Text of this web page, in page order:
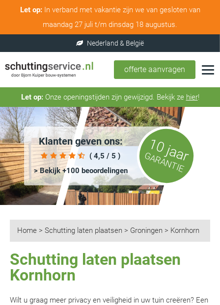
Let op:In verband met vakantie zijn we van gesloten van
maandag 27 juli t/m dinsdag 18 augustus.
offerte aanvragen
Let op:Onze openingstijden zijn gewijzigd. Bekijk ze hier!
Klanten geven ons:
( 4,5 / 5 )
> Bekijk +100 beoordelingen
10 jaar
GARANTIE
Home > Schutting laten plaatsen > Groningen > Kornhorn
Schutting laten plaatsen
Kornhorn
Wilt u graag meer privacy en veiligheid in uw tuin creëren? Een